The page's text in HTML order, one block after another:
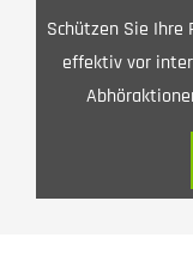
Schützen Sie Ihre
effektiv vor